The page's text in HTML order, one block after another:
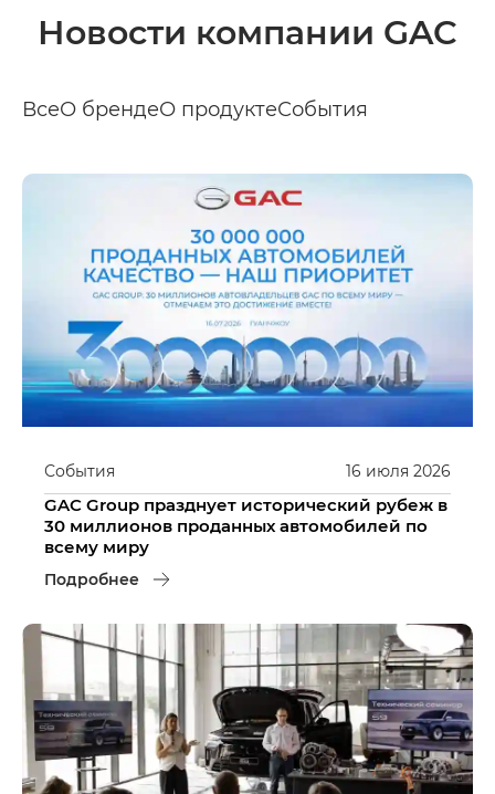
Новости компании GAC
ВсеО брендеО продуктеСобытия
16 июля 2026
События
GAC Group празднует исторический рубеж в
30 миллионов проданных автомобилей по
всему миру
Подробнее